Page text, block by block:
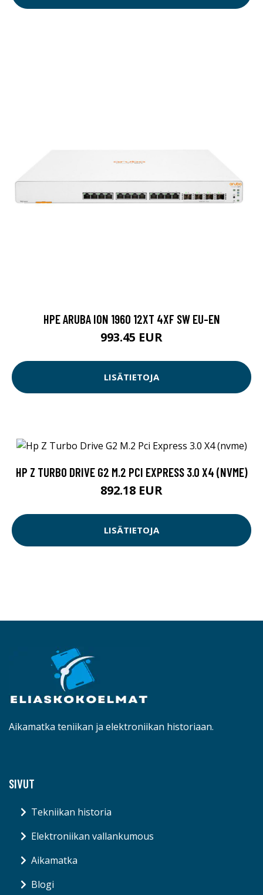
HPE ARUBA ION 1960 12XT 4XF SW EU-EN
993.45 EUR
LISÄTIETOJA
HP Z TURBO DRIVE G2 M.2 PCI EXPRESS 3.0 X4 (NVME)
892.18 EUR
LISÄTIETOJA
Aikamatka teniikan ja elektroniikan historiaan.
SIVUT
Tekniikan historia
Elektroniikan vallankumous
Aikamatka
Blogi